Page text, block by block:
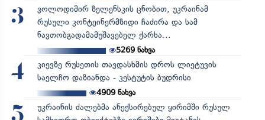
3
ვოლოდიმირ ზელენსკის ცნობით, უკრაინამ
რუსული კონტეინერმზიდი ჩაძირა და სამ
ნავთობგადამამუშავებელ ქარხა...
5269ნახვა
4
კიევზე რუსეთის თავდასხმის დროს ლიეტუვის
საელჩო დაზიანდა - კესტუტის ბუდრისი
4909ნახვა
უკრაინის ძალებმა ანექსირებულ ყირიმში რუსულ